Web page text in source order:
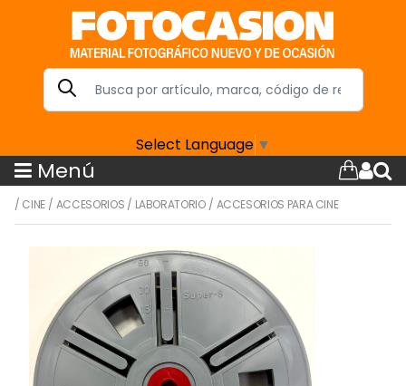
Select Language ▼
Menú
/ CINE/ ACCESORIOS / LABORATORIO/ ACCESORIOS PARA CINE